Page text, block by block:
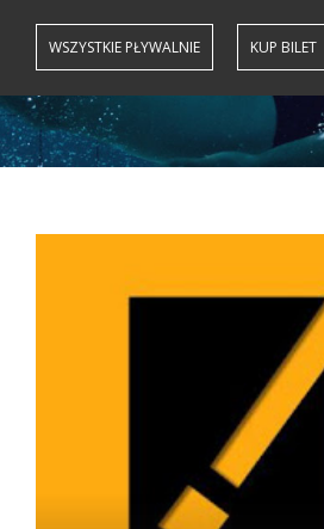
WSZYSTKIE PŁYWALNIE KUP BILET